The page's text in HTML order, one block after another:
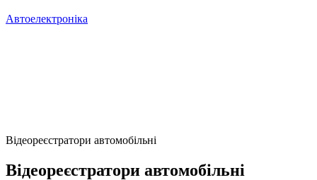
Автоелектроніка
Відеореєстратори автомобільні
Відеореєстратори автомобільні